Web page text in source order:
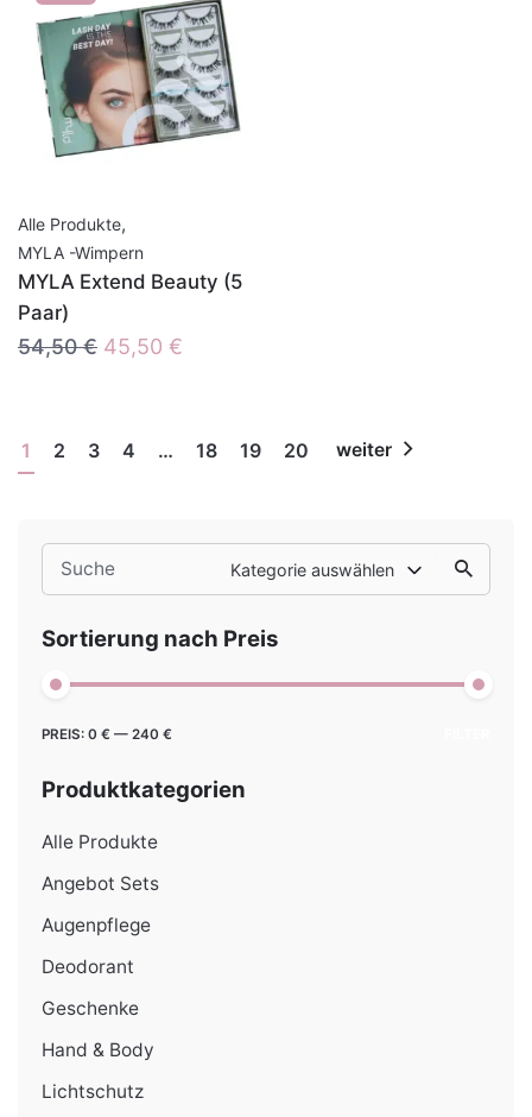
Search
for
Kategorie auswählen
Sortierung nach Preis
Min.
Max.
PREIS: 0 € — 240 €
Produktkategorien
Alle Produkte
Angebot Sets
Augenpflege
Deodorant
Geschenke
Hand & Body
Lichtschutz
Alle Produkte,
MYLA -Wimpern
MYLA Extend Beauty (5
Paar)
54,50€ Ursprünglicher
54,50 €
45,50 €
45,50 €.
1 2 3 4 … 18 19 20 weiter